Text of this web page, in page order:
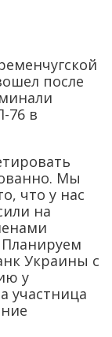
после
76 в
Мы
что у нас
на
Украины с
у
участница